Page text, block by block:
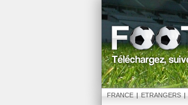
FRANCE | ETRANGERS |